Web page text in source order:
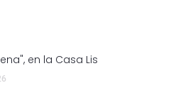
en la Casa Lis